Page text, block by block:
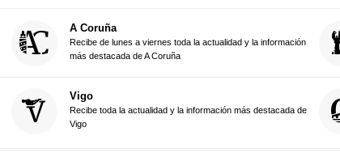
A Coruña
Recibe de lunes a viernes toda la actualidad y la información
más destacada de A Coruña
Vigo
Recibe toda la actualidad y la información más destacada de
Vigo